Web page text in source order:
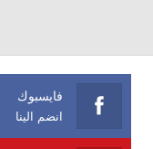
فايسبوك
انضم الينا